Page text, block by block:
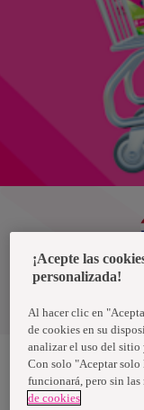
Nosotras, una marca
higiene y salud. Cada
¡Acepte las
personalizada!
Al hacer clic en
de cookies en su
analizar el uso del sitio
Con solo "Aceptar solo
funcionará, pero sin las
de cookies